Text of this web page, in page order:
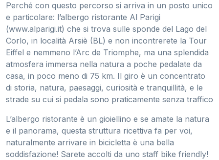
Perché con questo percorso si arriva in un posto unico
e particolare: l’albergo ristorante Al Parigi
(www.alparigi.it) che si trova sulle sponde del Lago del
Corlo, in località Arsiè (BL) e non incontrerete la Tour
Eiffel e nemmeno l’Arc de Triomphe, ma una splendida
atmosfera immersa nella natura a poche pedalate da
casa, in poco meno di 75 km. Il giro è un concentrato
di storia, natura, paesaggi, curiosità e tranquillità, e le
strade su cui si pedala sono praticamente senza traffico
L’albergo ristorante è un gioiellino e se amate la natura
e il panorama, questa struttura ricettiva fa per voi,
naturalmente arrivare in bicicletta è una bella
soddisfazione! Sarete accolti da uno staff bike friendly!